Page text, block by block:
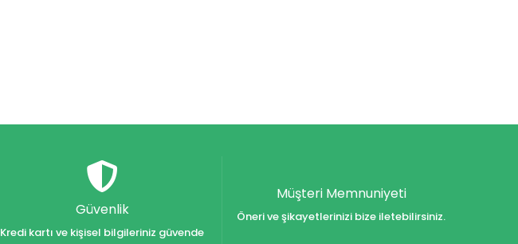
Güvenlik
Kredi kartı ve kişisel bilgileriniz güvende
Müşteri Memnuniyeti
Öneri ve şikayetlerinizi bize iletebilirsiniz.